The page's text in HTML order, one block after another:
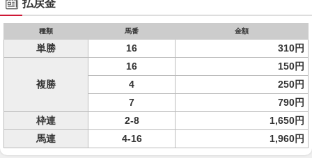
払戻金
種類 馬番 金額
単勝 16 310円
複勝
16
150円
4
250円
7
790円
枠連
2-8
1,650円
馬連
4-16 1,960円